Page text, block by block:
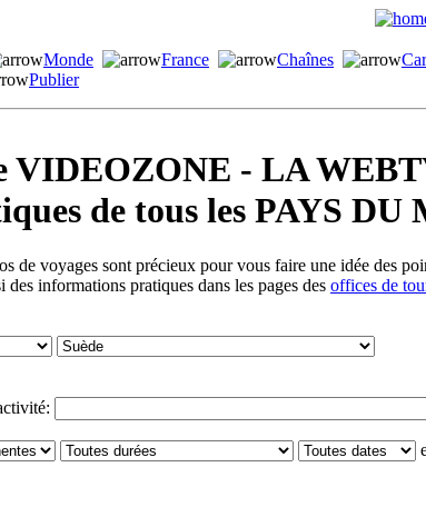
Monde France Chaînes
Publier
VIDEOZONE - LA
de tous les PAYS DU
de voyages sont précieux pour vous faire une idée des
des informations pratiques dans les pages des offices de